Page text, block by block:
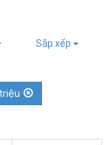
Sắp xếp